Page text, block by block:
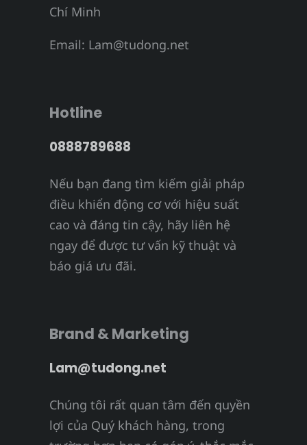
Chí Minh
Email: Lam@tudong.net
Hotline
0888789688
Nếu bạn đang tìm kiếm giải pháp
điều khiển động cơ với hiệu suất
cao và đáng tin cậy, hãy liên hệ
ngay để được tư vấn kỹ thuật và
báo giá ưu đãi.
Brand & Marketing
Lam@tudong.net
Chúng tôi rất quan tâm đến quyền
lợi của Quý khách hàng, trong